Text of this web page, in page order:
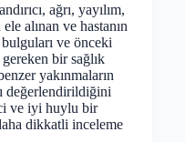
ağrı, yayılım,
alınan ve hastanın
bulguları ve önceki
bir sağlık
yakınmaların
değerlendirildiğini
ve iyi huylu bir
dikkatli inceleme